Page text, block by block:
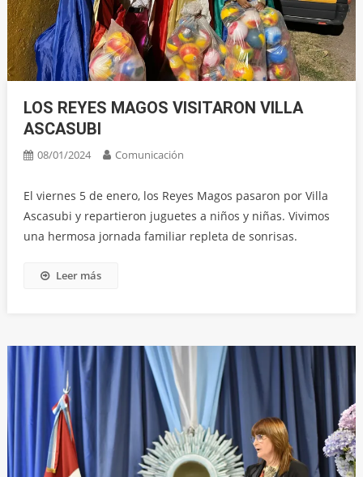
LOS REYES MAGOS VISITARON VILLA
ASCASUBI
08/01/2024 Comunicación
El viernes 5 de enero, los Reyes Magos pasaron por Villa
Ascasubi y repartieron juguetes a niños y niñas. Vivimos
una hermosa jornada familiar repleta de sonrisas.
Leer más